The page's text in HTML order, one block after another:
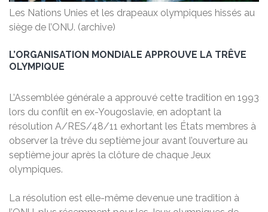
Les Nations Unies et les drapeaux olympiques hissés au
siège de l’ONU. (archive)
L’ORGANISATION MONDIALE APPROUVE LA TRÊVE
OLYMPIQUE
L’Assemblée générale a approuvé cette tradition en 1993
lors du conflit en ex-Yougoslavie, en adoptant la
résolution A/RES/48/11 exhortant les États membres à
observer la trêve du septième jour avant l’ouverture au
septième jour après la clôture de chaque Jeux
olympiques.
La résolution est elle-même devenue une tradition à